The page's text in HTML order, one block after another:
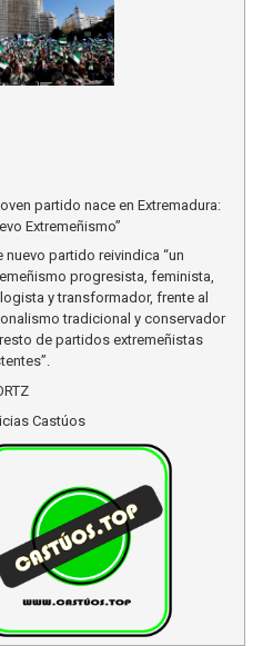
partido nace en Extremadura:
Extremeñismo”
nuevo partido reivindica “un
progresista, feminista,
y transformador, frente al
tradicional y conservador
de partidos extremeñistas
Castúos